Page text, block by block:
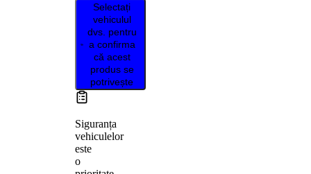
Selectați
vehiculul
dvs. pentru
a confirma
că acest
produs se
potrivește
Siguranța
vehiculelor
este
o